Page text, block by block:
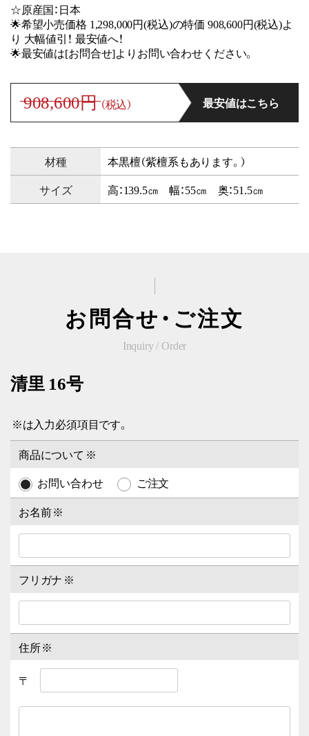
☆原産国：日本
🌟希望小売価格 1,298,000円(税込)の特価 908,600円(税込)よ
り 大幅値引！ 最安値へ！
🌟最安値は[お問合せ]よりお問い合わせください。
908,600円（税込） 最安値はこちら
材種
本黒檀（紫檀系もあります。）
サイズ
高：139.5㎝ 幅：55㎝ 奥：51.5㎝
お問合せ・ご注文
Inquiry / Order
清里 16号
※は入力必須項目です。
商品について ※
お問い合わせ
ご注文
お名前※
フリガナ ※
住所※
〒